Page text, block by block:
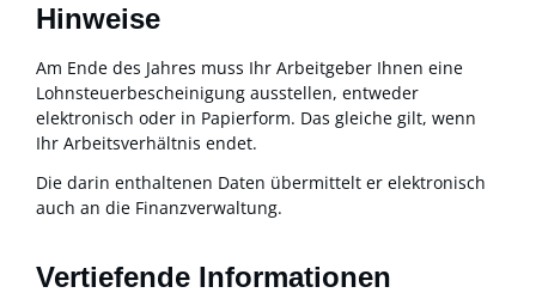
Hinweise
Am Ende des Jahres muss Ihr Arbeitgeber Ihnen eine
Lohnsteuerbescheinigung ausstellen, entweder
elektronisch oder in Papierform. Das gleiche gilt, wenn
Ihr Arbeitsverhältnis endet.
Die darin enthaltenen Daten übermittelt er elektronisch
auch an die Finanzverwaltung.
Vertiefende Informationen